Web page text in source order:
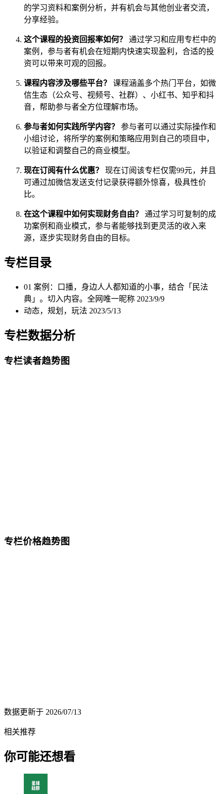
的学习资料和案例分析，并有机会与其他创业者交流，
分享经验。
这个课程的投资回报率如何？
通过学习和应用专栏中的
案例，参与者有机会在短期内快速实现盈利，合适的投
资可以带来可观的回报。
课程内容涉及哪些平台？
课程涵盖多个热门平台，如微
信生态（公众号、视频号、社群）、小红书、知乎和抖
音，帮助参与者全方位理解市场。
参与者如何实践所学内容？
参与者可以通过实际操作和
小组讨论，将所学的案例和策略应用到自己的项目中，
以验证和调整自己的商业模型。
现在订阅有什么优惠？
现在订阅该专栏仅需99元，并且
可通过加微信发送支付记录获得额外惊喜，极具性价
比。
在这个课程中如何实现财务自由？
通过学习可复制的成
功案例和商业模式，参与者能够找到更灵活的收入来
源，逐步实现财务自由的目标。
专栏目录
01 案例：口播，身边人人都知道的小事，结合「民法
典」。切入内容。全网唯一昵称 2023/9/9
动态，规划，玩法 2023/5/13
专栏数据分析
专栏读者趋势图
专栏价格趋势图
数据更新于 2026/07/13
相关推荐
你可能还想看